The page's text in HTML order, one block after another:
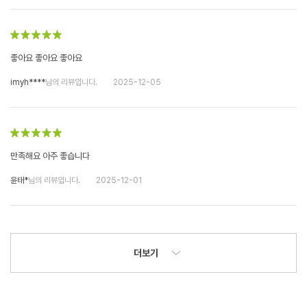
좋아요 좋아요 좋아요
imyh****님의 리뷰입니다. 2025-12-05
만족해요 아주 좋습니다
윤태*님의 리뷰입니다. 2025-12-01
더보기